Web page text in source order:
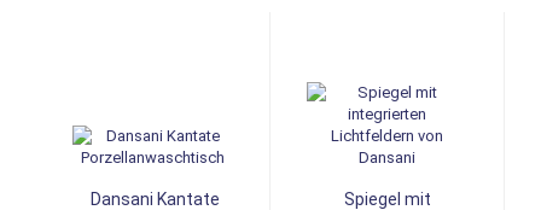
Dansani Kantate
Spiegel mit